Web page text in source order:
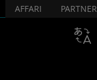
AFFARI PARTNER